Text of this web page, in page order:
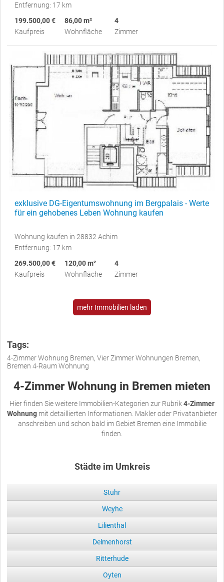
Entfernung: 17 km
199.500,00 €
Kaufpreis
86,00 m²
Wohnfläche
4
Zimmer
exklusive DG-Eigentumswohnung im Bergpalais - Werte
für ein gehobenes Leben Wohnung kaufen
Wohnung kaufen in 28832 Achim
Entfernung: 17 km
269.500,00 €
Kaufpreis
120,00 m²
Wohnfläche
4
Zimmer
mehr Immobilien laden
Tags:
4-Zimmer Wohnung Bremen, Vier Zimmer Wohnungen Bremen,
Bremen 4-Raum Wohnung
4-Zimmer Wohnung in Bremen mieten
Hier finden Sie weitere Immobilien-Kategorien zur Rubrik 4-Zimmer
Wohnung mit detaillierten Informationen. Makler oder Privatanbieter
anschreiben und schon bald im Gebiet Bremen eine Immobilie
finden.
Städte im Umkreis
Stuhr
Weyhe
Lilienthal
Delmenhorst
Ritterhude
Oyten